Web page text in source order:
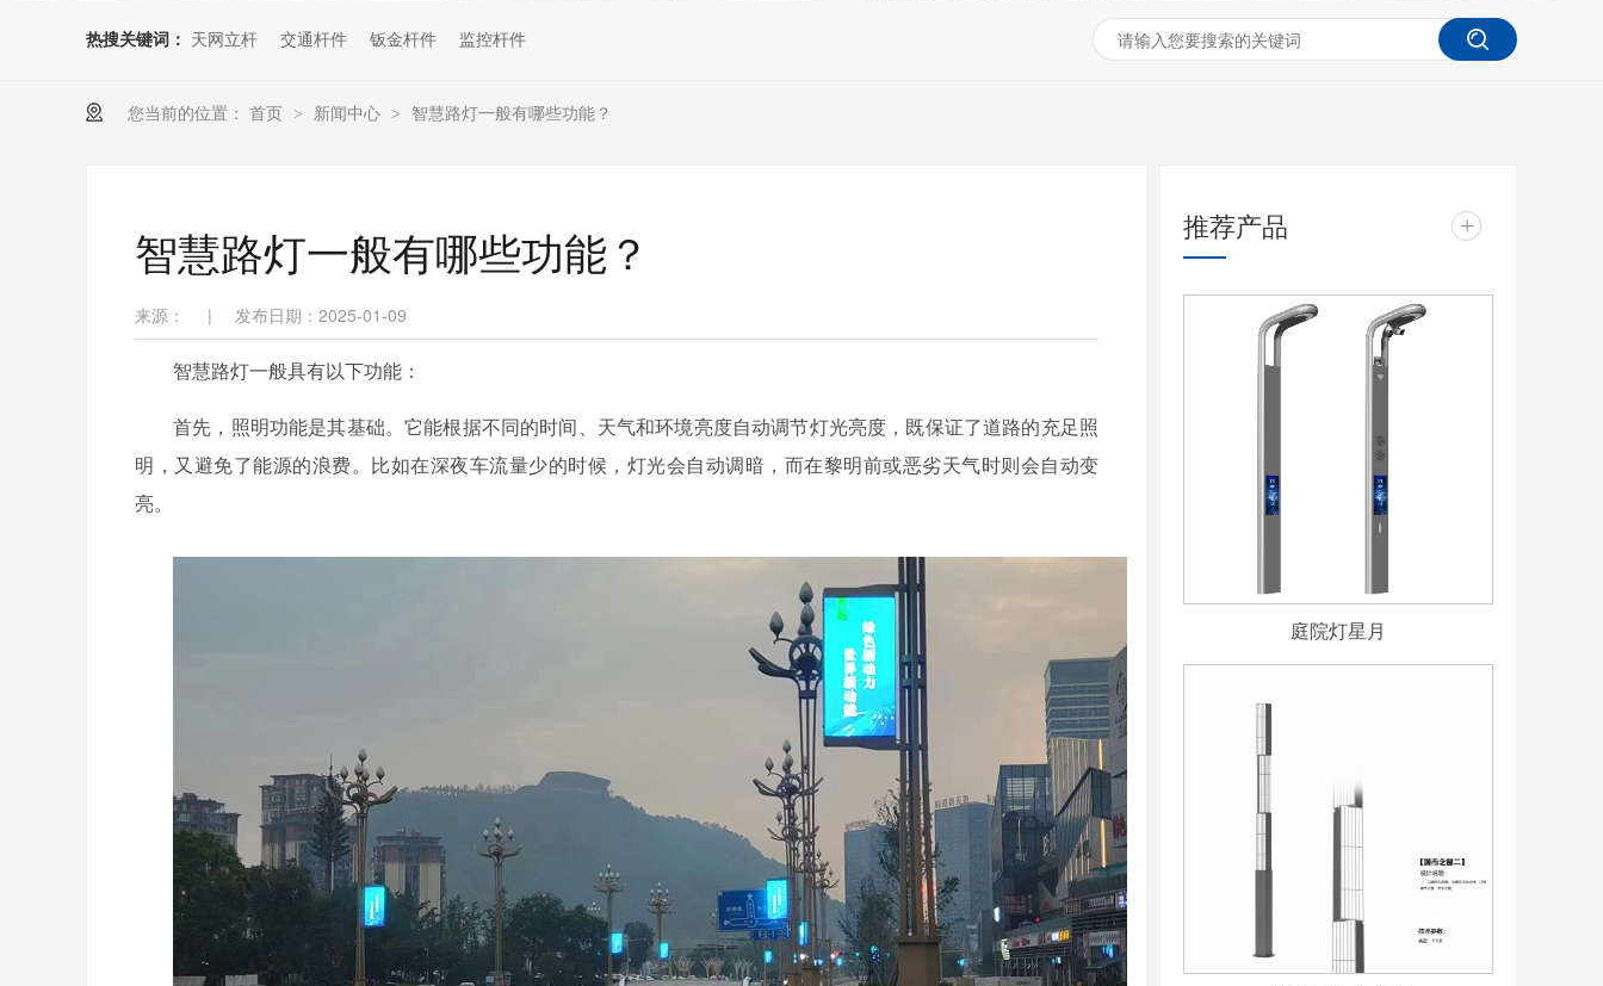
热搜关键词： 天网立杆 交通杆件 钣金杆件 监控杆件
您当前的位置： 首页 > 新闻中心 > 智慧路灯一般有哪些功能？
智慧路灯一般有哪些功能？
来源： | 发布日期：2025-01-09
智慧路灯一般具有以下功能：
首先，照明功能是其基础。它能根据不同的时间、天气和环境亮度自动调节灯光亮度，既保证了道路的充足照
明，又避免了能源的浪费。比如在深夜车流量少的时候，灯光会自动调暗，而在黎明前或恶劣天气时则会自动变
亮。
推荐产品 +
庭院灯星月